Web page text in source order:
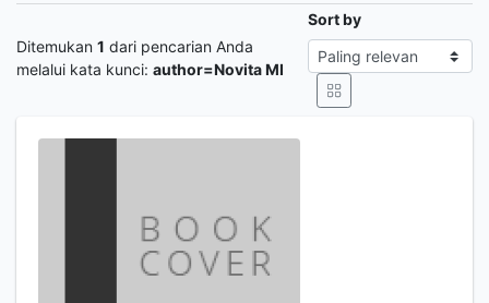
Ditemukan 1 dari pencarian Anda
melalui kata kunci: author=Novita MI
Sort by